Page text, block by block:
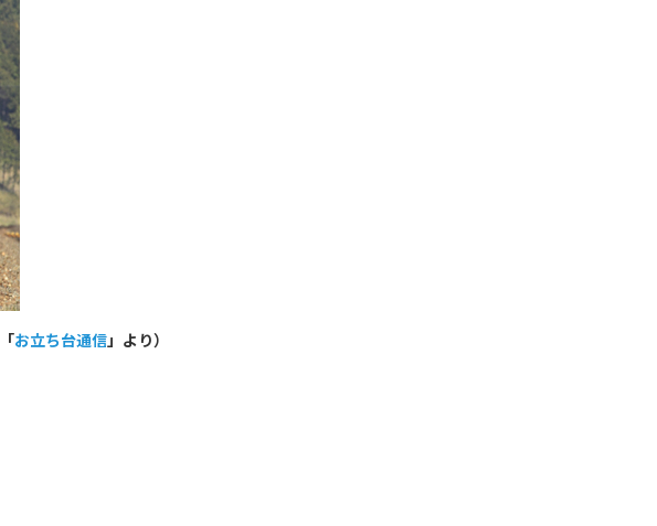
「お立ち台通信」より）